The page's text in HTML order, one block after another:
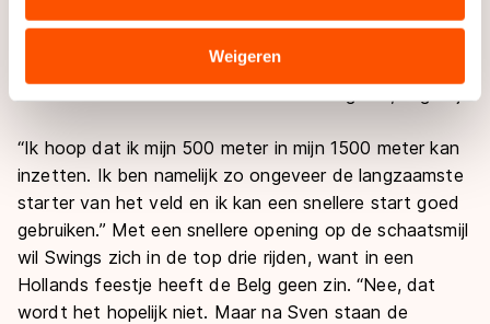
verstrekt of die zij hebben verzameld via hun services.
Sommige partners kunnen gegevens doorgeven aan
landen buiten de EU, zoals de VS, waar mogelijk geen
adequaat beschermingsniveau geldt volgens de GDPR.
overdracht. Meer informatie vindt u in onscookiebeleid.
Weigeren
verbaasd.” Met die toernooistart doet hij ineens
serieus mee om de medailles. “Ik heb het podium
“Ik hoop dat ik mijn 500 meter in mijn 1500 meter kan
inzetten. Ik ben namelijk zo ongeveer de langzaamste
starter van het veld en ik kan een snellere start goed
gebruiken.” Met een snellere opening op de schaatsmijl
wil Swings zich in de top drie rijden, want in een
Hollands feestje heeft de Belg geen zin. “Nee, dat
wordt het hopelijk niet. Maar na Sven staan de